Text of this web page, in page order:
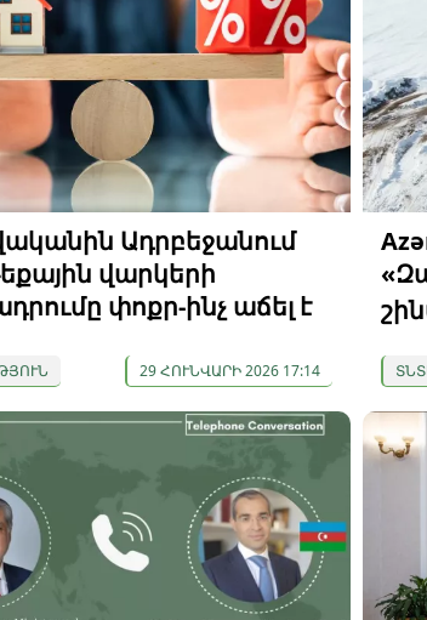
Ադրբեջանում
վարկերի
փոքր-ինչ աճել է
29 ՀՈՒՆՎԱՐԻ 2026 17:14